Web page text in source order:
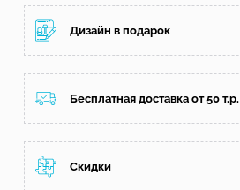
Дизайн в подарок
Бесплатная доставка от 50 т.р.
Скидки